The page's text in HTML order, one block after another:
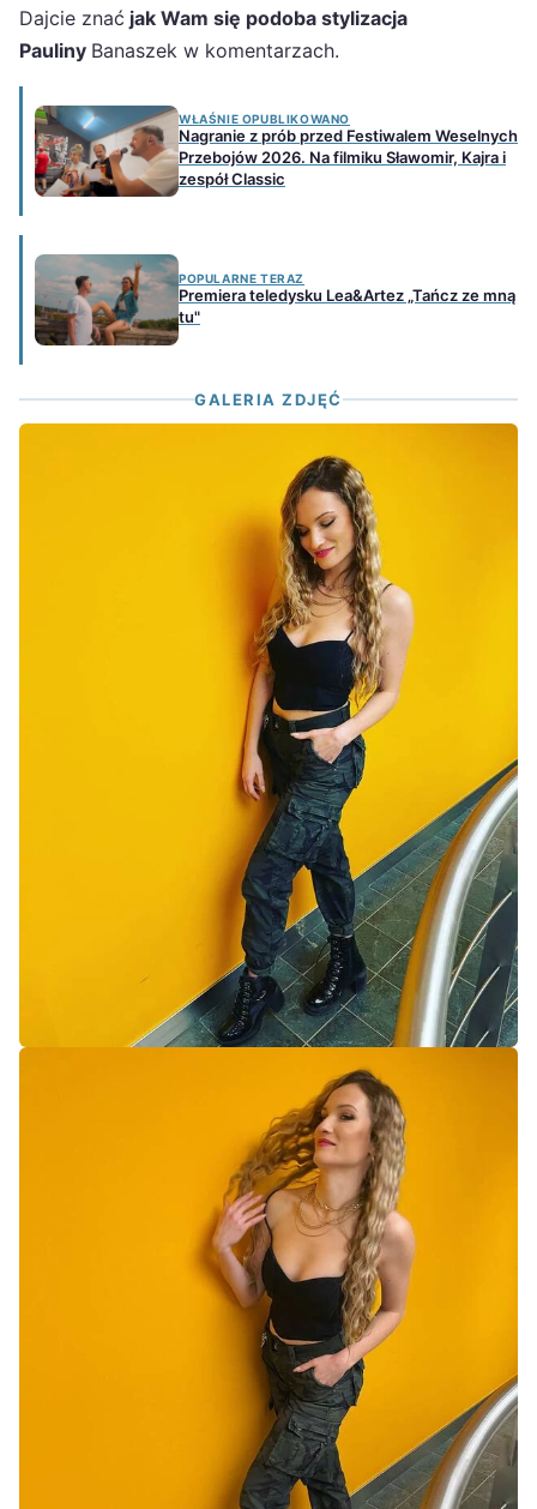
Dajcie znać jak Wam się podoba stylizacja
Pauliny Banaszek w komentarzach.
WŁAŚNIE OPUBLIKOWANO
Nagranie z prób przed Festiwalem Weselnych
Przebojów 2026. Na filmiku Sławomir, Kajra i
zespół Classic
POPULARNE TERAZ
Premiera teledysku Lea&Artez „Tańcz ze mną
tu"
GALERIA ZDJĘĆ